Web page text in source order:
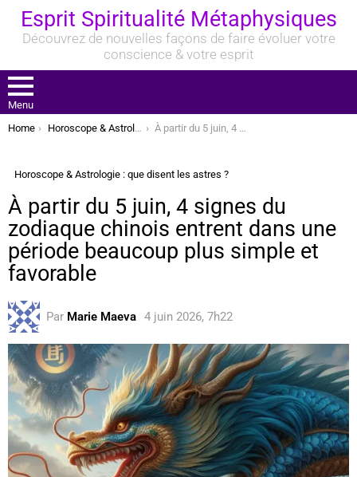
Esprit Spiritualité Métaphysiques
Découvrez de nouvelles façons de faire évoluer votre
conscience & votre esprit
Menu
You are here:
Home Horoscope & Astrologie : que disent les astres ? À partir du 5 juin, 4 signes du zodiaque chinois entrent dans une période beaucoup plus simple et favorable
Horoscope & Astrologie : que disent les astres ?
À partir du 5 juin, 4 signes du
zodiaque chinois entrent dans une
période beaucoup plus simple et
favorable
Par Marie Maeva 4 juin 2026, 7h22